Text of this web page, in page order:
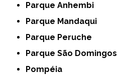
Parque Anhembi
Parque Mandaqui
Parque Peruche
Parque São Domingos
Pompéia